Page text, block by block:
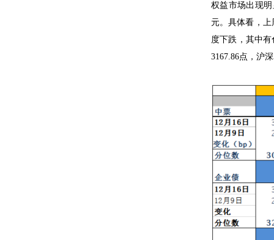
权益市场出现
元。具体看，
度下跌，其中
3167.86点，沪